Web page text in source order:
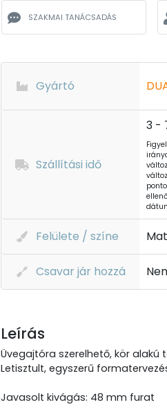
SZAKMAI TANÁCSADÁS
Gyártó
Szállítási idő
3 -
Felülete / színe
Csavar jár hozzá
Leírás
Üvegajtóra szerelhető, kör
Letisztult, egyszerű
Javasolt kivágás: 48 mm furat